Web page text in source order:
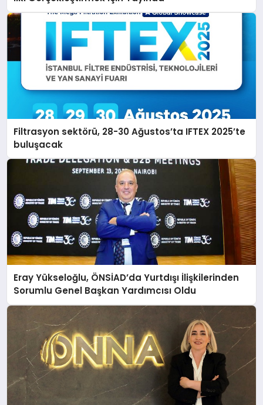
Filtrasyon sektörü, 28-30 Ağustos’ta IFTEX 2025’te
buluşacak
Eray Yükseloğlu, ÖNSİAD’da Yurtdışı İlişkilerinden
Sorumlu Genel Başkan Yardımcısı Oldu